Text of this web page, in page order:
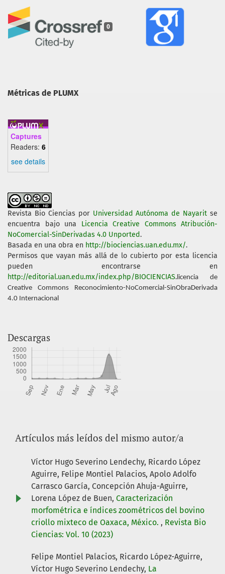
0
Métricas de PLUMX
Captures
Readers: 6
see details
Revista Bio Cienciaspor Universidad Autónoma de Nayarit se
encuentra bajo una Licencia Creative Commons Atribución-
NoComercial-SinDerivadas 4.0 Unported.
Basada en una obra en http://biociencias.uan.edu.mx/.
Permisos que vayan más allá de lo cubierto por esta licencia
pueden encontrarse en
http://editorial.uan.edu.mx/index.php/BIOCIENCIAS. licencia de
Creative Commons Reconocimiento-NoComercial-SinObraDerivada
4.0 Internacional
Descargas
Artículos más leídos del mismo autor/a
Víctor Hugo Severino Lendechy, Ricardo López
Aguirre, Felipe Montiel Palacios, Apolo Adolfo
Carrasco García, Concepción Ahuja-Aguirre,
Lorena López de Buen, Caracterización
morfométrica e índices zoométricos del bovino
criollo mixteco de Oaxaca, México. , Revista Bio
Ciencias: Vol. 10 (2023)
Felipe Montiel Palacios, Ricardo López-Aguirre,
Víctor Hugo Severino Lendechy, La